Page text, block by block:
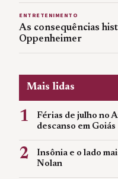
ENTRETENIMENTO
As consequências
Oppenheimer
Mais lidas
1
Férias de julho no
descanso em Goiás
2
Insônia e o lado
Nolan